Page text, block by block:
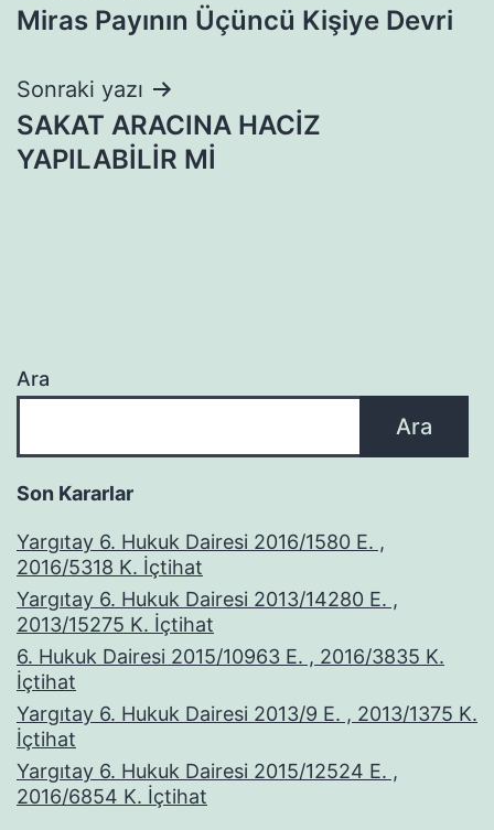
gezinmesi
Miras Payının Üçüncü Kişiye Devri
Sonraki yazı
SAKAT ARACINA HACİZ
YAPILABİLİR Mİ
Ara
Ara
Son Kararlar
Yargıtay 6. Hukuk Dairesi 2016/1580 E. ,
2016/5318 K. İçtihat
Yargıtay 6. Hukuk Dairesi 2013/14280 E. ,
2013/15275 K. İçtihat
6. Hukuk Dairesi 2015/10963 E. , 2016/3835 K.
İçtihat
Yargıtay 6. Hukuk Dairesi 2013/9 E. , 2013/1375 K.
İçtihat
Yargıtay 6. Hukuk Dairesi 2015/12524 E. ,
2016/6854 K. İçtihat